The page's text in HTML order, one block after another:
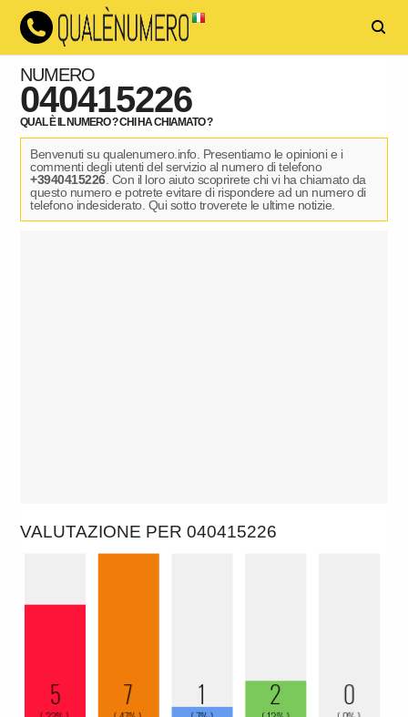
NUMERO
040415226
QUAL È IL NUMERO ? CHI HA CHIAMATO ?
Benvenuti su qualenumero.info. Presentiamo le opinioni e i
commenti degli utenti del servizio al numero di telefono
+3940415226. Con il loro aiuto scoprirete chi vi ha chiamato da
questo numero e potrete evitare di rispondere ad un numero di
telefono indesiderato. Qui sotto troverete le ultime notizie.
VALUTAZIONE PER 040415226